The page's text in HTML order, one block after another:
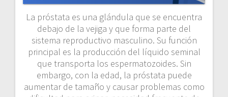
La próstata es una glándula que se encuentra
debajo de la vejiga y que forma parte del
sistema reproductivo masculino. Su función
principal es la producción del líquido seminal
que transporta los espermatozoides. Sin
embargo, con la edad, la próstata puede
aumentar de tamaño y causar problemas como